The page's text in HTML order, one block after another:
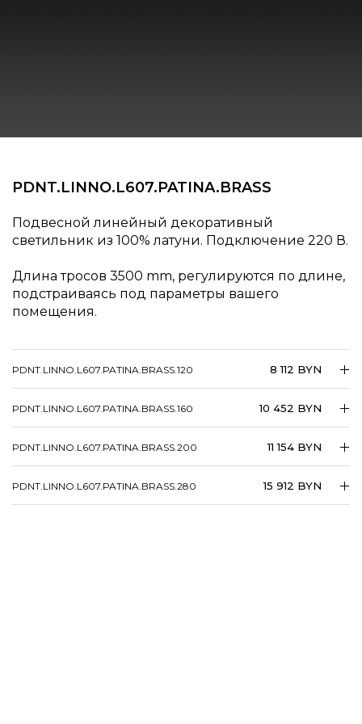
PDNT.LINNO.L607.PATINA.BRASS
Подвесной линейный декоративный
светильник из 100% латуни. Подключение 220 В.
Длина тросов 3500 mm, регулируются по длине,
подстраиваясь под параметры вашего
помещения.
PDNT.LINNO.L607.PATINA.BRASS.120 8 112 BYN
PDNT.LINNO.L607.PATINA.BRASS.160 10 452 BYN
PDNT.LINNO.L607.PATINA.BRASS.200 11 154 BYN
PDNT.LINNO.L607.PATINA.BRASS.280 15 912 BYN